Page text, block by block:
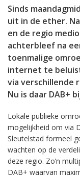
Sinds
uit in de ether.
en de regio
achterbleef na
toenmalige
internet te
via verschillende
Nu is daar DAB+
Lokale publieke
mogelijkheid om via
Sleutelstad formeel
wachten op de
deze regio. Zo’n
DAB+ waarvan